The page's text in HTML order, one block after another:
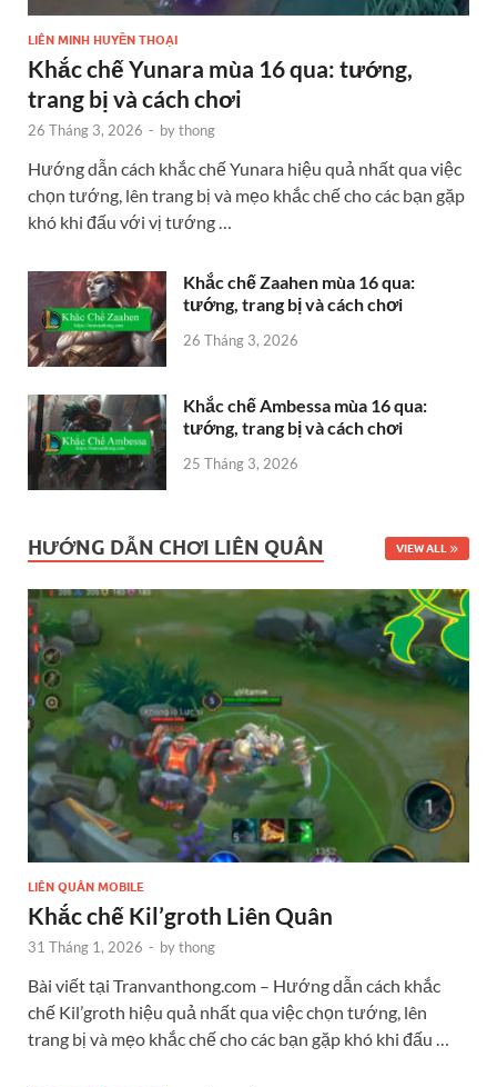
LIÊN MINH HUYỀN THOẠI
Khắc chế Yunara mùa 16 qua: tướng,
trang bị và cách chơi
26 Tháng 3, 2026 - bythong
Hướng dẫn cách khắc chế Yunara hiệu quả nhất qua việc
chọn tướng, lên trang bị và mẹo khắc chế cho các bạn gặp
khó khi đấu với vị tướng …
Khắc chế Zaahen mùa 16 qua:
tướng, trang bị và cách chơi
26 Tháng 3, 2026
Khắc chế Ambessa mùa 16 qua:
tướng, trang bị và cách chơi
25 Tháng 3, 2026
HƯỚNG DẪN CHƠI LIÊN QUÂN VIEW ALL
LIÊN QUÂN MOBILE
Khắc chế Kil’groth Liên Quân
31 Tháng 1, 2026 - bythong
Bài viết tại Tranvanthong.com – Hướng dẫn cách khắc
chế Kil’groth hiệu quả nhất qua việc chọn tướng, lên
trang bị và mẹo khắc chế cho các bạn gặp khó khi đấu …